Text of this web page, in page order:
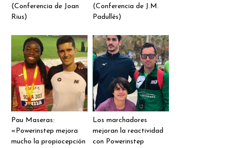
(Conferencia de Joan
Rius)
(Conferencia de J.M.
Padullés)
Pau Maseras:
«Powerinstep mejora
mucho la propiocepción
Los marchadores
mejoran la reactividad
con Powerinstep